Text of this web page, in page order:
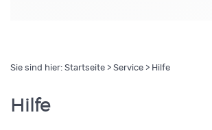
Sie sind hier: Startseite > Service > Hilfe
Hilfe